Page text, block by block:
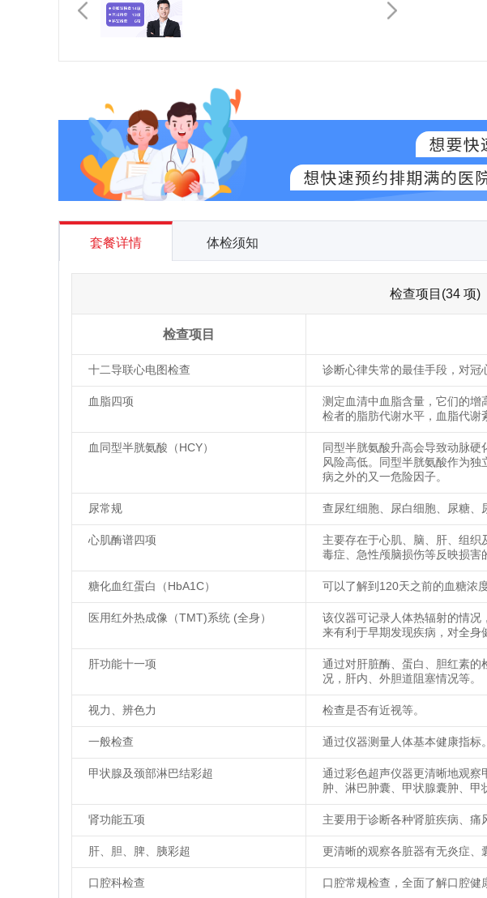
套餐详情 体检须知
检查项目(34 项)
检查项目
十二导联心电图检查 诊断心律失常的最佳手段，对冠
血脂四项
测定血清中血脂含量，它们的增
检者的脂肪代谢水平，血脂代谢
血同型半胱氨酸（HCY）
同型半胱氨酸升高会导致动脉
风险高低。同型半胱氨酸作为
病之外的又一危险因子。
尿常规 查尿红细胞、尿白细胞、尿糖
心肌酶谱四项
主要存在于心肌、脑、肝、组
毒症、急性颅脑损伤等反映损害
糖化血红蛋白（HbA1C） 可以了解到120天之前的血糖浓
医用红外热成像（TMT)系统 (全身）
该仪器可记录人体热辐射的情况
来有利于早期发现疾病，对全身
肝功能十一项
通过对肝脏酶、蛋白、胆红素
况，肝内、外胆道阻塞情况等。
视力、辨色力 检查是否有近视等。
一般检查 通过仪器测量人体基本健康指标
甲状腺及颈部淋巴结彩超
通过彩色超声仪器更清晰地观察
肿、淋巴肿囊、甲状腺囊肿、甲
肾功能五项 主要用于诊断各种肾脏疾病、
肝、胆、脾、胰彩超 更清晰的观察各脏器有无炎症、
口腔科检查 口腔常规检查，全面了解口腔健